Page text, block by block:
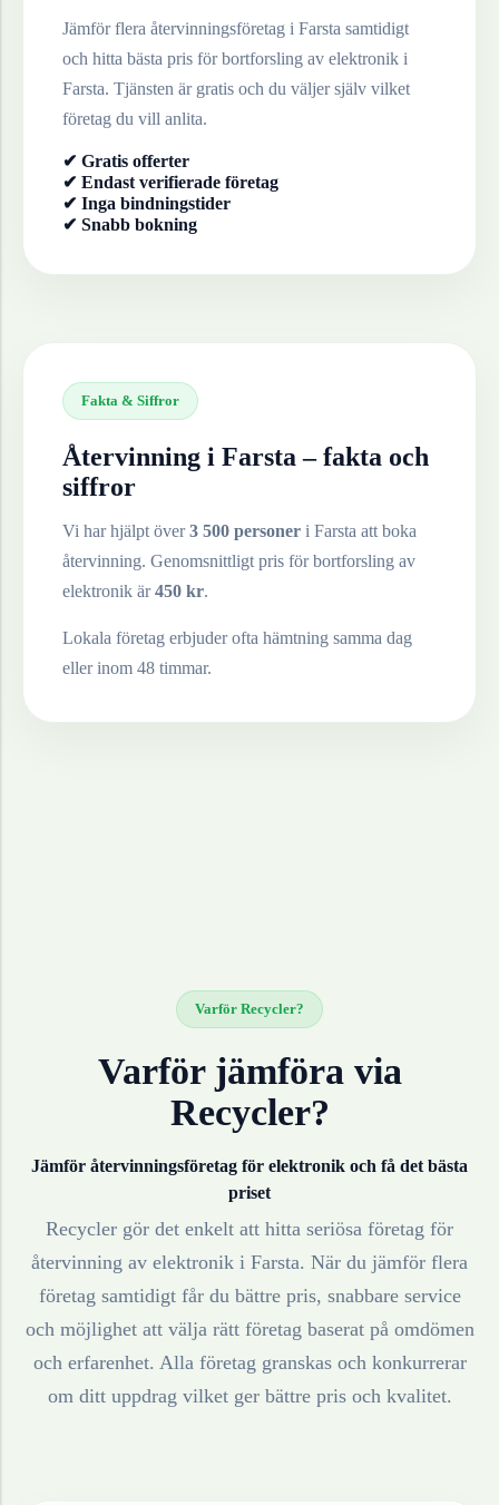
Jämför flera återvinningsföretag i Farsta samtidigt
och hitta bästa pris för bortforsling av elektronik i
Farsta. Tjänsten är gratis och du väljer själv vilket
företag du vill anlita.
✔ Gratis offerter
✔ Endast verifierade företag
✔ Inga bindningstider
✔ Snabb bokning
Fakta & Siffror
Återvinning i Farsta – fakta och
siffror
Vi har hjälpt över3 500 personer i Farsta att boka
återvinning. Genomsnittligt pris för bortforsling av
elektronik är450 kr.
Lokala företag erbjuder ofta hämtning samma dag
eller inom 48 timmar.
Varför Recycler?
Varför jämföra via
Recycler?
Jämför återvinningsföretag för elektronik och få det bästa
priset
Recycler gör det enkelt att hitta seriösa företag för
återvinning av elektronik i Farsta. När du jämför flera
företag samtidigt får du bättre pris, snabbare service
och möjlighet att välja rätt företag baserat på omdömen
och erfarenhet. Alla företag granskas och konkurrerar
om ditt uppdrag vilket ger bättre pris och kvalitet.